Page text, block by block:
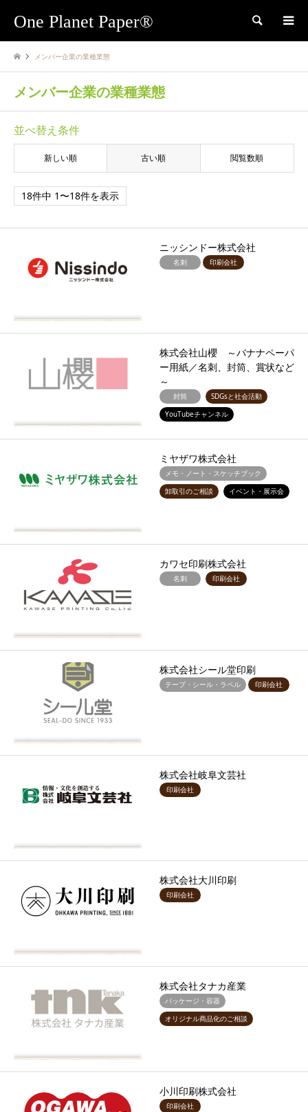
One Planet Paper® 検索
メンバー企業の業種業態
メンバー企業の業種業態
並べ替え条件
新しい順 古い順 閲覧数順
18件中 1〜18件を表示
ニッシンドー株式会社
名刺 印刷会社
株式会社山櫻 ～バナナペーパ
ー用紙／名刺、封筒、賞状など
～
封筒
SDGsと社会活動
YouTubeチャンネル
ミヤザワ株式会社
メモ・ノート・スケッチブック
卸取引のご相談
イベント・展示会
カワセ印刷株式会社
名刺 印刷会社
株式会社シール堂印刷
テープ・シール・ラベル 印刷会社
株式会社岐阜文芸社
印刷会社
株式会社大川印刷
印刷会社
株式会社タナカ産業
パッケージ・容器
オリジナル商品化のご相談
小川印刷株式会社
印刷会社